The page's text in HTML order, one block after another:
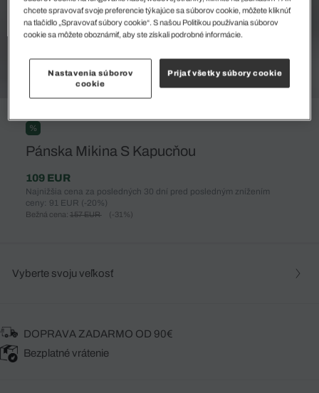
%
Pánska Mikina S Kapucňou
109 EUR
Najnižšia cena za posledných 30 dní pred posledným znížením
ceny: 91 EUR (-20%)
Bežná cena: 157 EUR (-31%)
Vyberte svoju veľkosť
DOPRAVA ZADARMO OD 90€
Bezplatné vrátenie
chcete spravovať svoje preferencie týkajúce sa súborov cookie, môžete kliknúť
na tlačidlo „Spravovať súbory cookie“. S našou Politikou používania súborov
cookie sa môžete oboznámiť, aby ste získali podrobné informácie.
Nastavenia súborov
cookie
Prijať všetky súbory cookie